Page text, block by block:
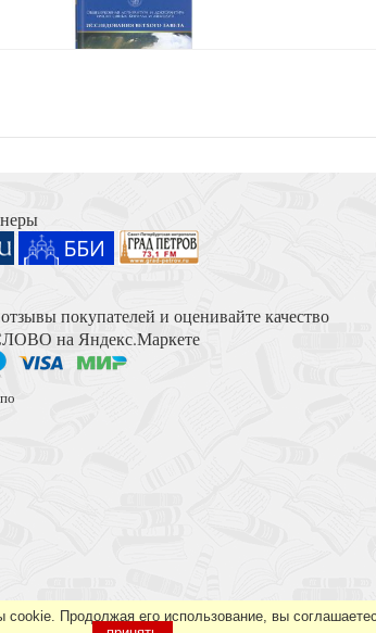
Книга Иисуса Навина
на Апокалипсис (Тихоний Африканский)
Продолжая его использование, вы